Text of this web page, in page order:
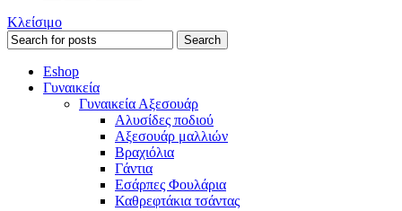
Κλείσιμο
Search
Eshop
Γυναικεία
Γυναικεία Αξεσουάρ
Αλυσίδες ποδιού
Αξεσουάρ μαλλιών
Βραχιόλια
Γάντια
Εσάρπες Φουλάρια
Καθρεφτάκια τσάντας